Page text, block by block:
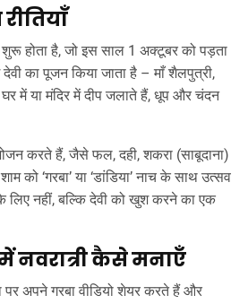
शुरू होता है, जो इस साल 1 अक्टूबर को पड़ता
का पूजन किया जाता है – माँ शैलपुत्री,
घर में या मंदिर में दीप जलाते हैं, धूप और चंदन
करते हैं, जैसे फल, दही, शकरा (साबूदाना)
को ‘गरबा’ या ‘डांडिया’ नाच के साथ उत्सव
लिए नहीं, बल्कि देवी को खुश करने का एक
कैसे मनाएँ
अपने गरबा वीडियो शेयर करते हैं और